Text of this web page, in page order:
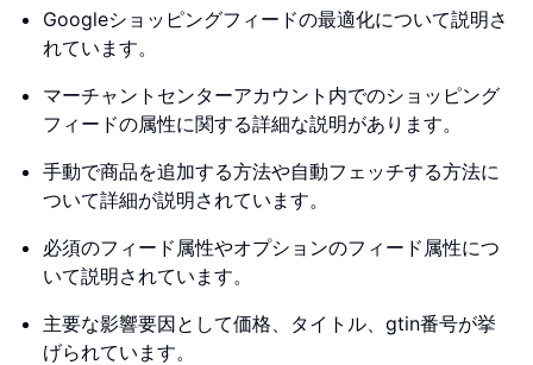
Googleショッピングフィードの最適化について説明さ
れています。
マーチャントセンターアカウント内でのショッピング
フィードの属性に関する詳細な説明があります。
手動で商品を追加する方法や自動フェッチする方法に
ついて詳細が説明されています。
必須のフィード属性やオプションのフィード属性につ
いて説明されています。
主要な影響要因として価格、タイトル、gtin番号が挙
げられています。